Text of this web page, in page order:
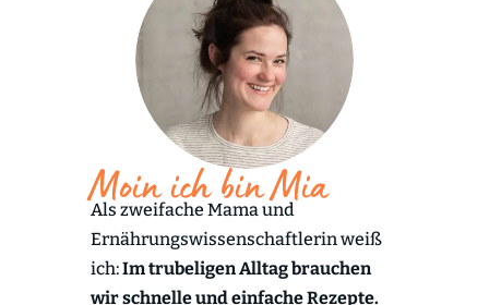
Moin ich bin Mia
Als zweifache Mama und
Ernährungswissenschaftlerin weiß
ich:Im trubeligen Alltag brauchen
wir schnelle und einfache Rezepte.